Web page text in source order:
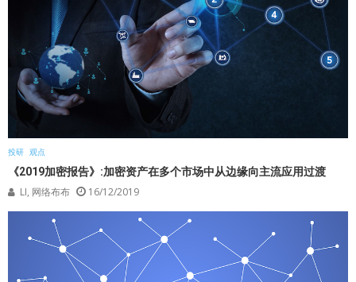
投研 观点
《2019加密报告》:加密资产在多个市场中从边缘向主流应用过渡
LI, 网络布布 16/12/2019